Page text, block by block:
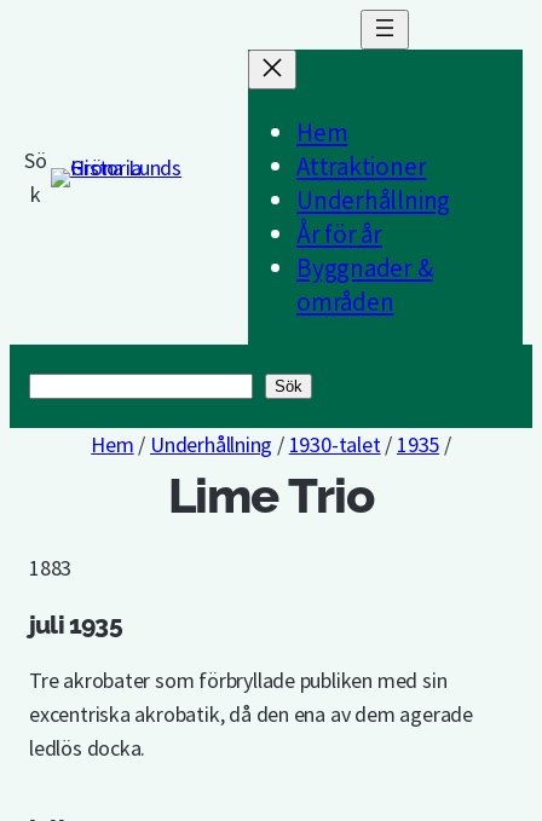
Sö
k
Hem
Attraktioner
Underhållning
År för år
Byggnader &
områden
Sök
Hem / Underhållning / 1930-talet/ 1935 /
Lime Trio
1883
juli 1935
Tre akrobater som förbryllade publiken med sin
excentriska akrobatik, då den ena av dem agerade
ledlös docka.